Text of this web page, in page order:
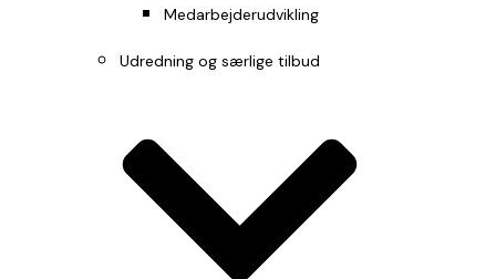
Medarbejderudvikling
Udredning og særlige tilbud